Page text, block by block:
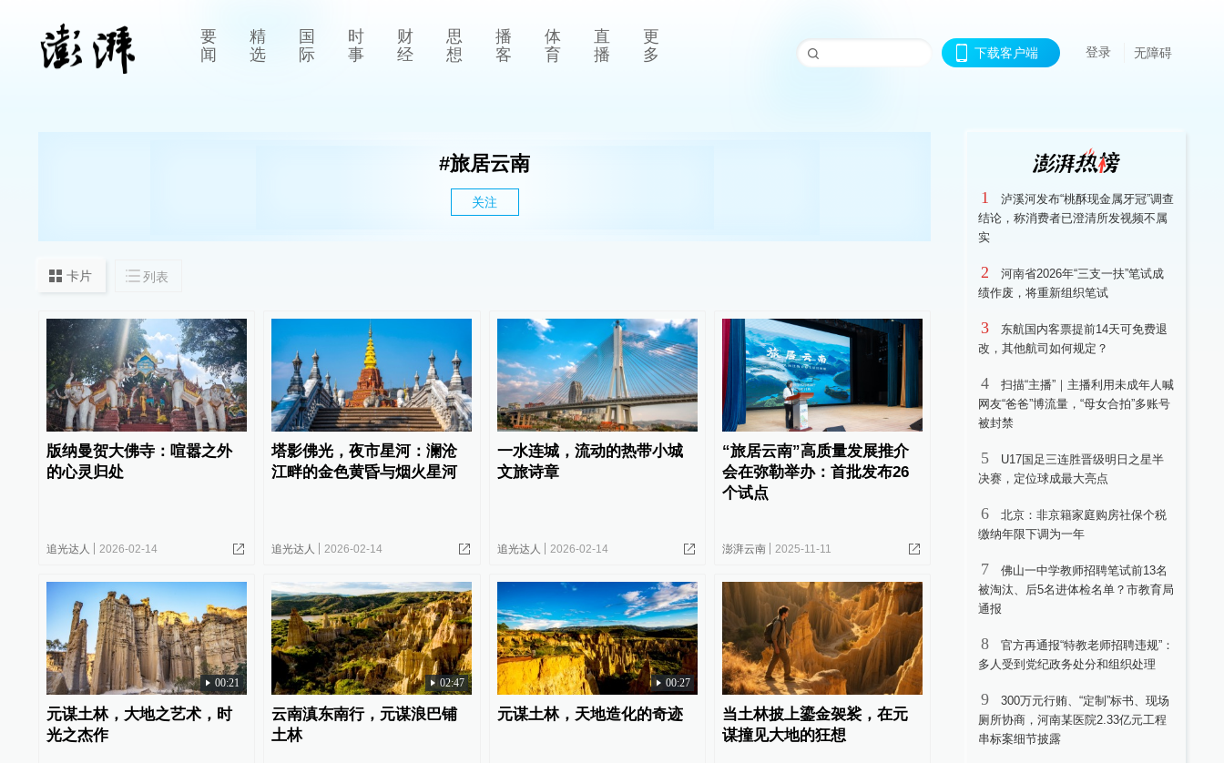
要
闻
精
选
国
际
时
事
财
经
思
想
播
客
体
育
直
播
更
多
下载客户端 登录 无障碍
#旅居云南
关注
卡片 列表
版纳曼贺大佛寺：喧嚣之外
的心灵归处
追光达人 2026-02-14
塔影佛光，夜市星河：澜沧
江畔的金色黄昏与烟火星河
追光达人 2026-02-14
一水连城，流动的热带小城
文旅诗章
追光达人 2026-02-14
“旅居云南”高质量发展推介
会在弥勒举办：首批发布26
个试点
澎湃云南 2025-11-11
00:21
元谋土林，大地之艺术，时
光之杰作
02:47
云南滇东南行，元谋浪巴铺
土林
00:27
元谋土林，天地造化的奇迹
当土林披上鎏金袈裟，在元
谋撞见大地的狂想
1
泸溪河发布“桃酥现金属牙冠”调查
结论，称消费者已澄清所发视频不属
实
2
河南省2026年“三支一扶”笔试成
绩作废，将重新组织笔试
3
东航国内客票提前14天可免费退
改，其他航司如何规定？
4
扫描“主播”｜主播利用未成年人喊
网友“爸爸”博流量，“母女合拍”多账号
被封禁
5
U17国足三连胜晋级明日之星半
决赛，定位球成最大亮点
6
北京：非京籍家庭购房社保个税
缴纳年限下调为一年
7
佛山一中学教师招聘笔试前13名
被淘汰、后5名进体检名单？市教育局
通报
8
官方再通报“特教老师招聘违规”：
多人受到党纪政务处分和组织处理
9
300万元行贿、“定制”标书、现场
厕所协商，河南某医院2.33亿元工程
串标案细节披露